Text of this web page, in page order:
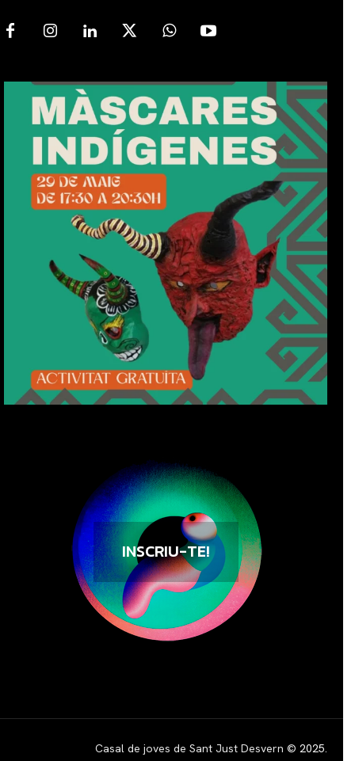
INSCRIU-TE!
Casal de joves de Sant Just Desvern © 2025.